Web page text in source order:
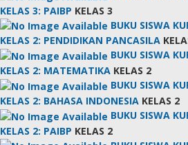
KELAS 3: PAIBP KELAS 3
BUKU SISWA
KELAS 2: PENDIDIKAN PANCASILA
BUKU SISWA
KELAS 2: MATEMATIKA KELAS 2
BUKU SISWA
KELAS 2: BAHASA INDONESIA KELAS 2
BUKU SISWA
KELAS 2: PAIBP KELAS 2